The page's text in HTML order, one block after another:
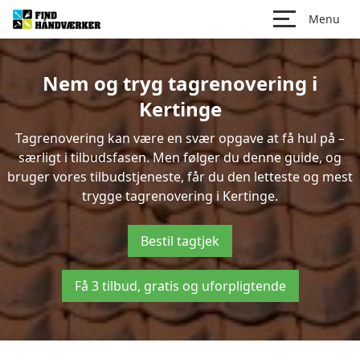
Menu
Nem og tryg tagrenovering i
Kertinge
Tagrenovering kan være en svær opgave at få hul på –
særligt i tilbudsfasen. Men følger du denne guide, og
bruger vores tilbudstjeneste, får du den letteste og mest
trygge tagrenovering i Kertinge.
Bestil tagtjek
Få 3 tilbud, gratis og uforpligtende